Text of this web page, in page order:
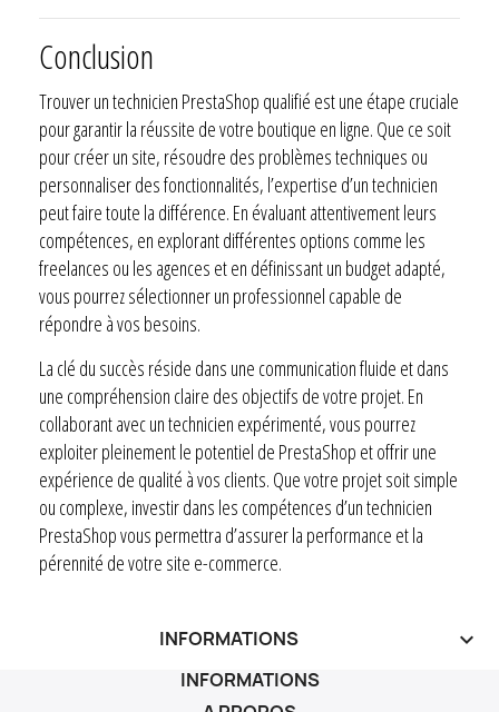
Conclusion
Trouver un technicien PrestaShop qualifié est une étape cruciale
pour garantir la réussite de votre boutique en ligne. Que ce soit
pour créer un site, résoudre des problèmes techniques ou
personnaliser des fonctionnalités, l’expertise d’un technicien
peut faire toute la différence. En évaluant attentivement leurs
compétences, en explorant différentes options comme les
freelances ou les agences et en définissant un budget adapté,
vous pourrez sélectionner un professionnel capable de
répondre à vos besoins.
La clé du succès réside dans une communication fluide et dans
une compréhension claire des objectifs de votre projet. En
collaborant avec un technicien expérimenté, vous pourrez
exploiter pleinement le potentiel de PrestaShop et offrir une
expérience de qualité à vos clients. Que votre projet soit simple
ou complexe, investir dans les compétences d’un technicien
PrestaShop vous permettra d’assurer la performance et la
pérennité de votre site e-commerce.
INFORMATIONS keyboard_arrow_down
INFORMATIONS